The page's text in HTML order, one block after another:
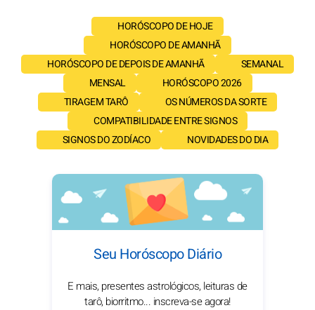
HORÓSCOPO DE HOJE
HORÓSCOPO DE AMANHÃ
HORÓSCOPO DE DEPOIS DE AMANHÃ
SEMANAL
MENSAL
HORÓSCOPO 2026
TIRAGEM TARÔ
OS NÚMEROS DA SORTE
COMPATIBILIDADE ENTRE SIGNOS
SIGNOS DO ZODÍACO
NOVIDADES DO DIA
Seu Horóscopo Diário
E mais, presentes astrológicos, leituras de
tarô, biorritmo... inscreva-se agora!